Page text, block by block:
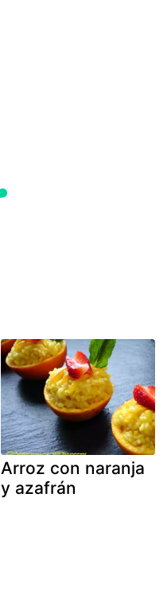
Arroz con naranja
y azafrán